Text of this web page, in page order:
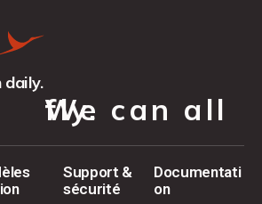
We can all fly.
Support &
sécurité
Documentati
on